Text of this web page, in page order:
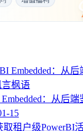
：从后
15